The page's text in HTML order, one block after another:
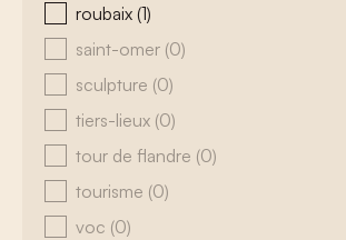
roubaix (1)
saint-omer (0)
sculpture (0)
tiers-lieux (0)
tour de flandre (0)
tourisme (0)
voc (0)